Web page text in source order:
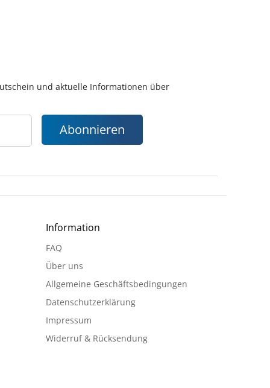
und aktuelle Informationen über
Abonnieren
Information
FAQ
Über uns
Allgemeine Geschäftsbedingungen
Datenschutzerklärung
Impressum
Widerruf & Rücksendung